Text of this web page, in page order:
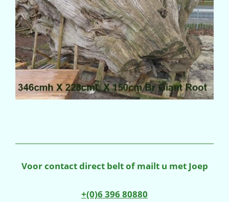
Voor contact direct belt of mailt u met Joep
+(0)6 396 80880